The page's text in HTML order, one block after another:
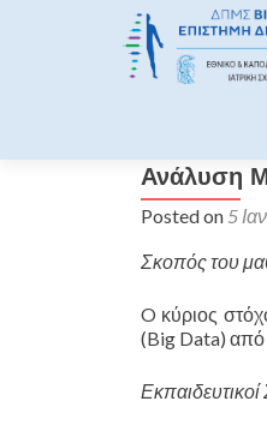
Ανάλυση
Posted on 5
Σκοπός του
O κύριος
(Big Data) από
Εκπαιδευτικοί